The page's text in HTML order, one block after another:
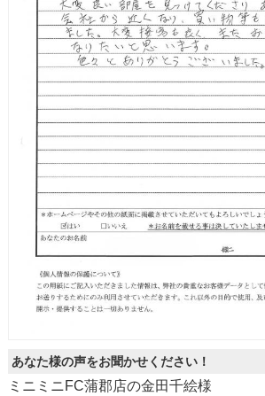
あなた様の声をお聞かせください！
ミニミニFC蒲郡店の金田千絵様